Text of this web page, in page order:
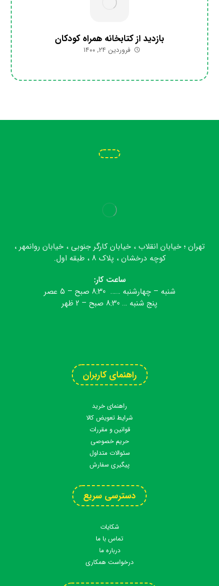
بازدید از کتابخانه همراه کودکان
فروردین ۲۴, ۱۴۰۰
تهران ؛ خیابان انقلاب ، خیابان کارگر جنوبی ، خیابان روانمهر ،
کوچه درخشان ، پلاک 8 ، طبقه اول.
ساعت کار:
شنبه – چهارشنبه …… 8:30 صبح – 5 عصر
پنج شنبه … 8:30 صبح – 2 ظهر
راهنمای کاربران
راهنمای خرید
شرایط تعویض کالا
قوانین و مقررات
حریم خصوصی
سئوالات متداول
پیگیری سفارش
دسترسی سریع
شکایات
تماس با ما
درباره ما
درخواست همکاری